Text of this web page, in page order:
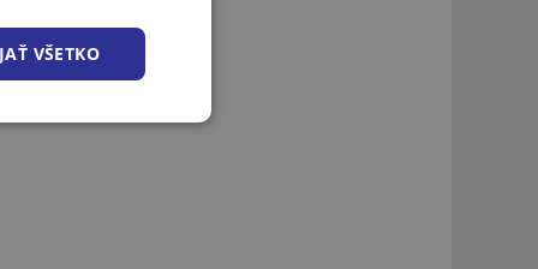
VŠETKO